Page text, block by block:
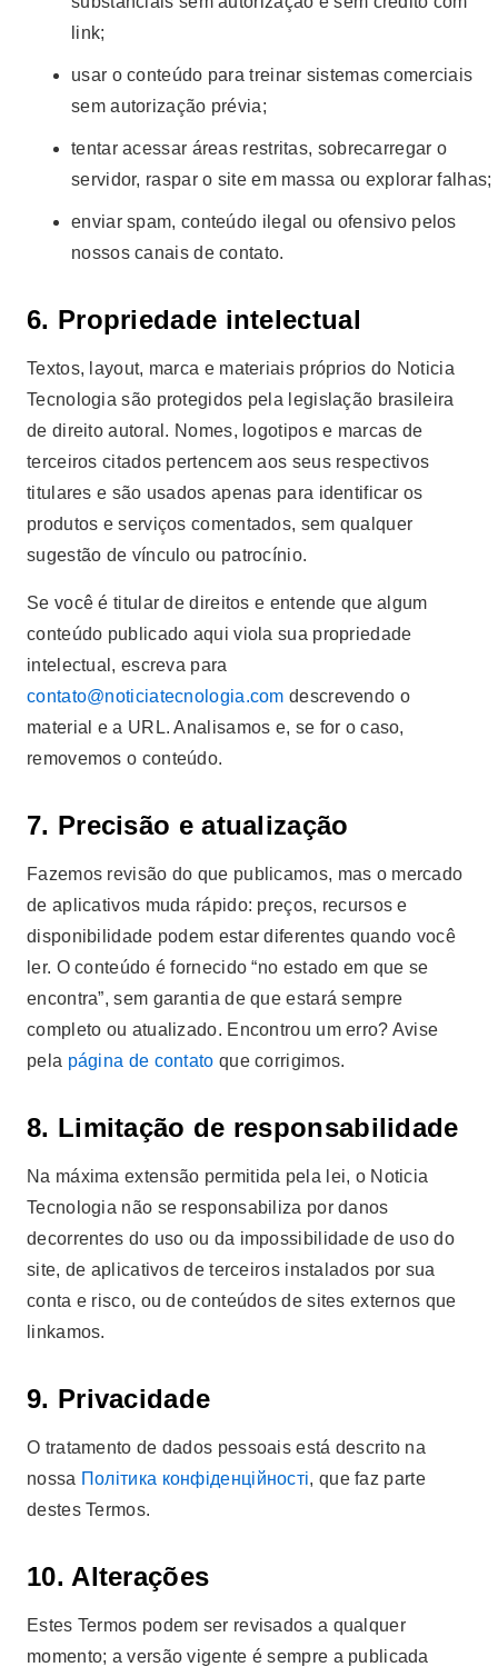
link;
usar o conteúdo para treinar sistemas comerciais
sem autorização prévia;
tentar acessar áreas restritas, sobrecarregar o
servidor, raspar o site em massa ou explorar falhas;
enviar spam, conteúdo ilegal ou ofensivo pelos
nossos canais de contato.
6. Propriedade intelectual
Textos, layout, marca e materiais próprios do Noticia
Tecnologia são protegidos pela legislação brasileira
de direito autoral. Nomes, logotipos e marcas de
terceiros citados pertencem aos seus respectivos
titulares e são usados apenas para identificar os
produtos e serviços comentados, sem qualquer
sugestão de vínculo ou patrocínio.
Se você é titular de direitos e entende que algum
conteúdo publicado aqui viola sua propriedade
intelectual, escreva para
contato@noticiatecnologia.com descrevendo o
material e a URL. Analisamos e, se for o caso,
removemos o conteúdo.
7. Precisão e atualização
Fazemos revisão do que publicamos, mas o mercado
de aplicativos muda rápido: preços, recursos e
disponibilidade podem estar diferentes quando você
ler. O conteúdo é fornecido “no estado em que se
encontra”, sem garantia de que estará sempre
completo ou atualizado. Encontrou um erro? Avise
pela página de contato que corrigimos.
8. Limitação de responsabilidade
Na máxima extensão permitida pela lei, o Noticia
Tecnologia não se responsabiliza por danos
decorrentes do uso ou da impossibilidade de uso do
site, de aplicativos de terceiros instalados por sua
conta e risco, ou de conteúdos de sites externos que
linkamos.
9. Privacidade
O tratamento de dados pessoais está descrito na
nossa Політика конфіденційності, que faz parte
destes Termos.
10. Alterações
Estes Termos podem ser revisados a qualquer
momento; a versão vigente é sempre a publicada